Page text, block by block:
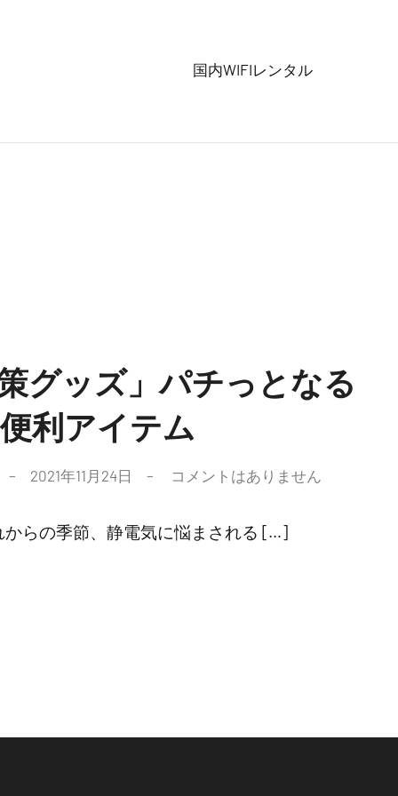
国内WIFIレンタル
グッズ」パチっとなる
利アイテム
2021年11月24日 コメントはありません
からの季節、静電気に悩まされる […]